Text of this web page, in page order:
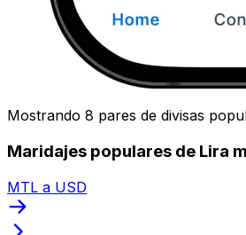
Mostrando 8 pares de divisas
Maridajes populares de Lira
MTL a USD